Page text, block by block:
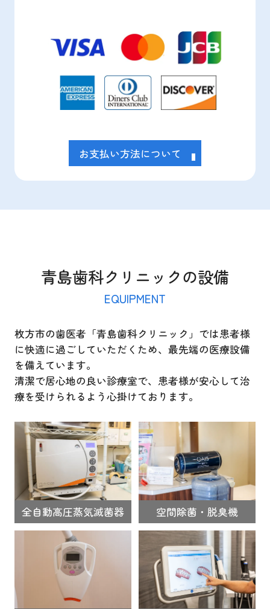
お支払い方法について
青島歯科クリニックの設備
EQUIPMENT
枚方市の歯医者「青島歯科クリニック」では患者様
に快適に過ごしていただくため、最先端の医療設備
を備えています。
清潔で居心地の良い診療室で、患者様が安心して治
療を受けられるよう心掛けております。
全自動高圧蒸気滅菌器 空間除菌・脱臭機